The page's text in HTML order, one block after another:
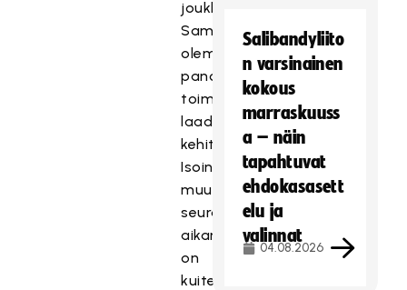
joukkoon.
Samalla
olemme
panostaneet
toiminnan
laadun
kehittämiseen.
Isoin
muutos
seurakehitysprosessin
aikana
on
kuitenkin
Salibandyliito
n varsinainen
kokous
marraskuuss
a – näin
tapahtuvat
ehdokasasett
elu ja
valinnat
04.08.2026